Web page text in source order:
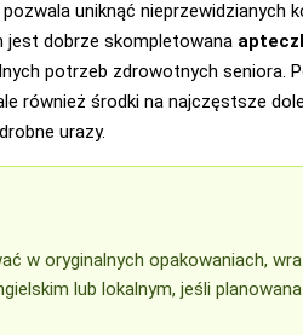
uniknąć nieprzewidzianych
jest dobrze skompletowana
potrzeb zdrowotnych seniora.
również środki na najczęstsze
urazy.
w oryginalnych opakowaniach,
lub lokalnym, jeśli